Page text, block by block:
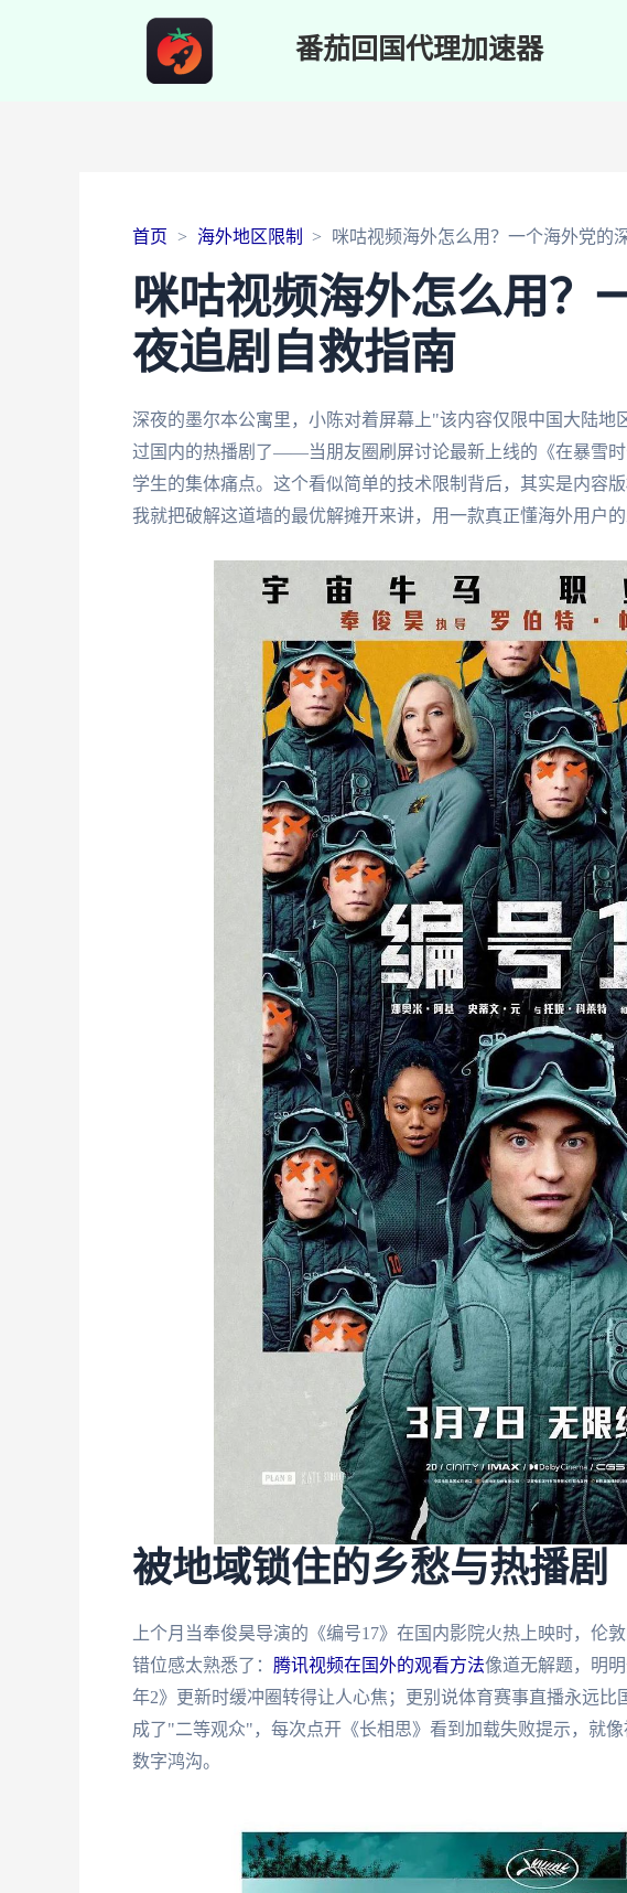
番茄回国代理加速器
首页 海外地区限制 咪咕视频海外怎么用？一个海外党的
咪咕视频海外怎么用？
夜追剧自救指南
深夜的墨尔本公寓里，小陈对着屏幕上"该内容仅限中国大陆
过国内的热播剧了——当朋友圈刷屏讨论最新上线的《在暴雪
学生的集体痛点。这个看似简单的技术限制背后，其实是内容
我就把破解这道墙的最优解摊开来讲，用一款真正懂海外用户
被地域锁住的乡愁与热播剧
上个月当奉俊昊导演的《编号17》在国内影院火热上映时，伦
错位感太熟悉了： 腾讯视频在国外的观看方法像道无解题，明
年2》更新时缓冲圈转得让人心焦；更别说体育赛事直播永远
成了"二等观众"，每次点开《长相思》看到加载失败提示，就
数字鸿沟。